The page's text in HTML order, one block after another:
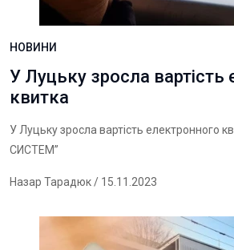
НОВИНИ
У Луцьку зросла вартість
квитка
У Луцьку зросла вартість електронного
СИСТЕМ”
Назар Тарадюк/ 15.11.2023